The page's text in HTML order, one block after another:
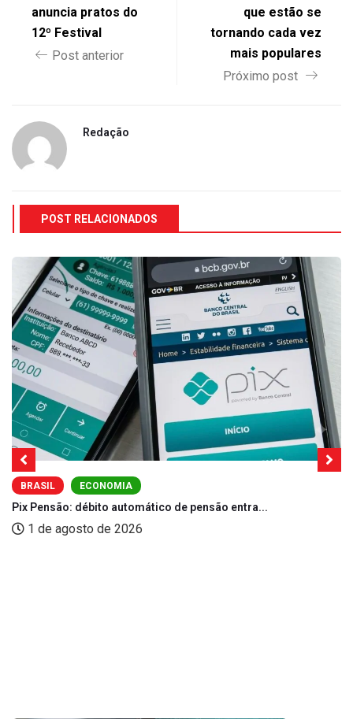
anuncia pratos do
12º Festival
Post anterior
que estão se
tornando cada vez
mais populares
Próximo post
Redação
POST RELACIONADOS
BRASIL ECONOMIA
Pix Pensão: débito automático de pensão entra...
1 de agosto de 2026